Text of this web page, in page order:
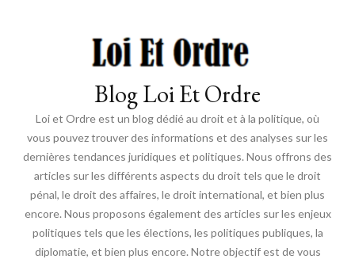
Blog Loi Et Ordre
Loi et Ordre est un blog dédié au droit et à la politique, où
vous pouvez trouver des informations et des analyses sur les
dernières tendances juridiques et politiques. Nous offrons des
articles sur les différents aspects du droit tels que le droit
pénal, le droit des affaires, le droit international, et bien plus
encore. Nous proposons également des articles sur les enjeux
politiques tels que les élections, les politiques publiques, la
diplomatie, et bien plus encore. Notre objectif est de vous